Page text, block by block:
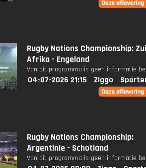
Rugby Nations Championship:
Afrika - Engeland
Van dit programma is geen informatie
04-07-2026 21:15 Ziggo
Rugby Nations Championship:
Argentinie - Schotland
Van dit programma is geen informatie